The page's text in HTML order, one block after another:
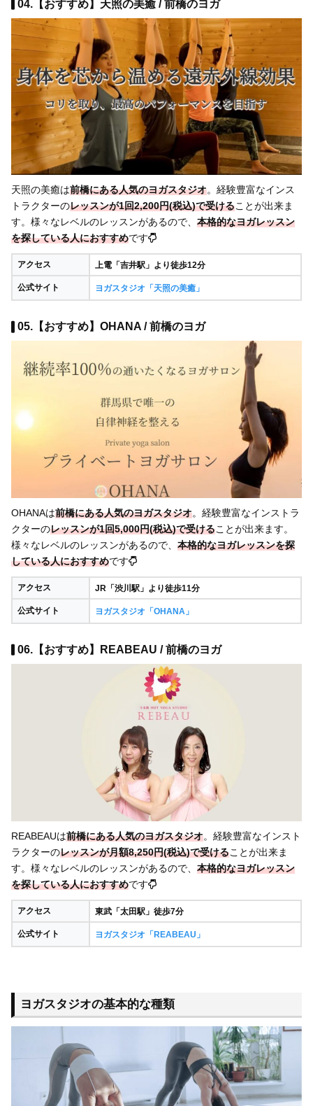
04.【おすすめ】天照の美癒 / 前橋のヨガ
天照の美癒は前橋にある人気のヨガスタジオ。経験豊富なインス
トラクターのレッスンが1回2,200円(税込)で受けることが出来ま
す。様々なレベルのレッスンがあるので、 本格的なヨガレッスン
を探している人におすすめです
アクセス 上電「吉井駅」より徒歩12分
公式サイト ヨガスタジオ「天照の美癒」
05.【おすすめ】OHANA / 前橋のヨガ
OHANAは前橋にある人気のヨガスタジオ。経験豊富なインストラ
クターのレッスンが1回5,000円(税込)で受けることが出来ます。
様々なレベルのレッスンがあるので、 本格的なヨガレッスンを探
している人におすすめです
アクセス JR「渋川駅」より徒歩11分
公式サイト ヨガスタジオ「OHANA」
06.【おすすめ】REABEAU / 前橋のヨガ
REABEAUは前橋にある人気のヨガスタジオ。経験豊富なインスト
ラクターのレッスンが月額8,250円(税込)で受けることが出来ま
す。様々なレベルのレッスンがあるので、 本格的なヨガレッスン
を探している人におすすめです
アクセス 東武「太田駅」徒歩7分
公式サイト ヨガスタジオ「REABEAU」
ヨガスタジオの基本的な種類